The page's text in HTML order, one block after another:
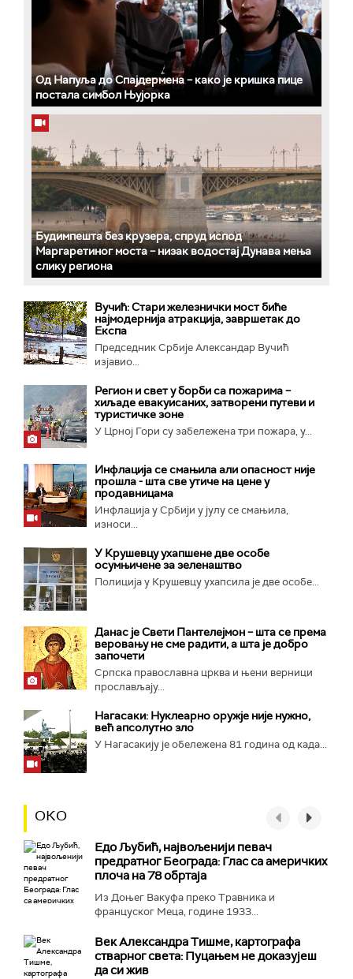
Од Напуља до Спајдермена – како је кришка пице
постала симбол Њујорка
Будимпешта без крузера, спруд испод
Маргаретиног моста – низак водостај Дунава мења
слику региона
Вучић: Стари железнички мост биће
најмодернија атракција, завршетак до
Експа
Председник Србије Александар Вучић
изјавио...
Регион и свет у борби са пожарима –
хиљаде евакуисаних, затворени путеви и
туристичке зоне
У Црној Гори су забележена три пожара, у...
Инфлација се смањила али опасност није
прошла - шта све утиче на цене у
продавницама
Инфлација у Србији у јулу се смањила,
износи...
У Крушевцу ухапшене две особе
осумњичене за зеленаштво
Полиција у Крушевцу ухапсила је две особе...
Данас је Свети Пантелејмон – шта се према
веровању не сме радити, а шта је добро
започети
Српска православна црква и њени верници
прослављају...
Нагасаки: Нуклеарно оружје није нужно,
већ апсолутно зло
У Нагасакију је обележена 81 година од када...
ОКО
Едо Љубић, највољенији певач
предратног Београда: Глас са америчких
плоча на 78 обртаја
Из Доњег Вакуфа преко Травника и
француског Меца, године 1933...
Век Александра Тишме, картографа
стварног света: Пуцањем не доказујеш
да си жив